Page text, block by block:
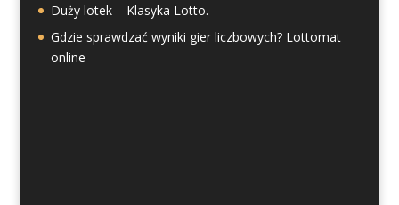
Duży lotek – Klasyka Lotto.
Gdzie sprawdzać wyniki gier liczbowych? Lottomat
online